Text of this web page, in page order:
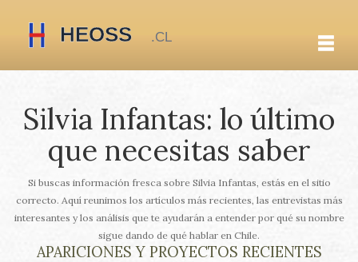
Silvia Infantas: lo último
que necesitas saber
Si buscas información fresca sobre Silvia Infantas, estás en el sitio
correcto. Aquí reunimos los artículos más recientes, las entrevistas más
interesantes y los análisis que te ayudarán a entender por qué su nombre
sigue dando de qué hablar en Chile.
APARICIONES Y PROYECTOS RECIENTES